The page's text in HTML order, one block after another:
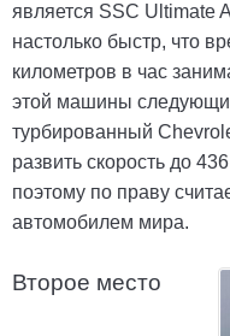
является SSC Ultimate
настолько быстр, что
километров в час
этой машины
турбированный
развить скорость до
поэтому по праву
автомобилем мира.
Второе место